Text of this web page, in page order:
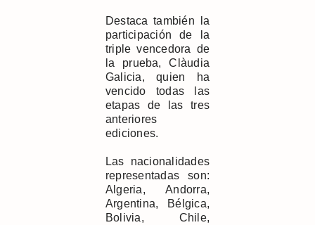
Destaca también la
participación de la
triple vencedora de
la prueba, Clàudia
Galicia, quien ha
vencido todas las
etapas de las tres
anteriores
ediciones.
Las nacionalidades
representadas son:
Algeria, Andorra,
Argentina, Bélgica,
Bolivia, Chile,